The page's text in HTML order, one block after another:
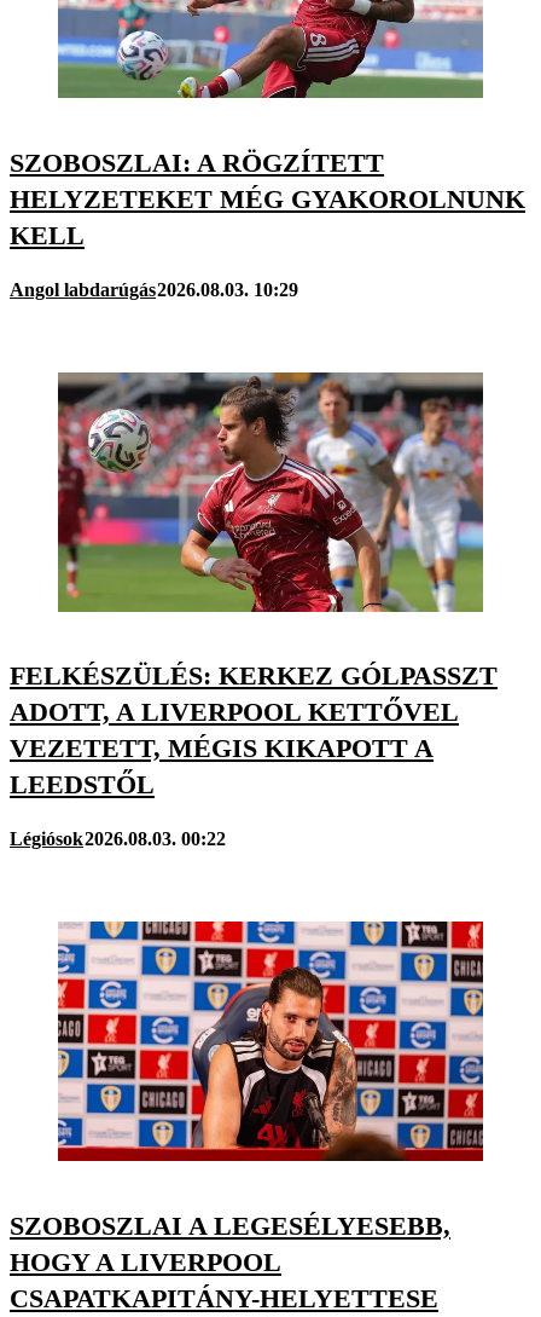
SZOBOSZLAI: A RÖGZÍTETT
HELYZETEKET MÉG GYAKOROLNUNK
KELL
Angol labdarúgás2026.08.03. 10:29
FELKÉSZÜLÉS: KERKEZ GÓLPASSZT
ADOTT, A LIVERPOOL KETTŐVEL
VEZETETT, MÉGIS KIKAPOTT A
LEEDSTŐL
Légiósok2026.08.03. 00:22
SZOBOSZLAI A LEGESÉLYESEBB,
HOGY A LIVERPOOL
CSAPATKAPITÁNY-HELYETTESE